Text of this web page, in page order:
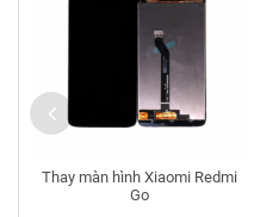
Thay màn hình Xiaomi Redmi
Go